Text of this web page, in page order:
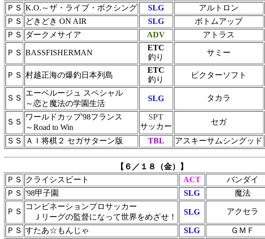
ＰＳ K.O.～ザ・ライブ・ボクシング SLG アルトロン
ＰＳ
どきどき ON AIR SLG ボトムアップ
ＰＳ
ダークメサイア ADV アトラス
ＰＳ BASSFISHERMAN
ETC
釣り
サミー
ＰＳ 村越正海の爆釣日本列島
ETC
釣り
ビクターソフト
ＳＳ
エーベルージュ スペシャル
～恋と魔法の学園生活
SLG タカラ
ＳＳ
ワールドカップ'98フランス
～Road to Win
SPT
サッカー
セガ
ＳＳ ＡＩ将棋２ セガサターン版 TBL アスキーサムシングッド
【６／１８（金）】
ＰＳ
クライシスビート ACT バンダイ
ＰＳ '98甲子園 SLG 魔法
ＰＳ
コンビネーションプロサッカー
Ｊリーグの監督になって世界をめざせ！
SLG アクセラ
ＰＳ すたあ☆もんじゃ SLG ＧＭＦ